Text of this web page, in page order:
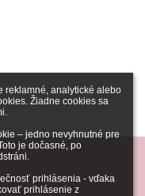
reklamné, analytické alebo
Žiadne cookies sa
– jedno nevyhnutné pre
je dočasné, po
prihlásenia - vďaka
prihlásenie z